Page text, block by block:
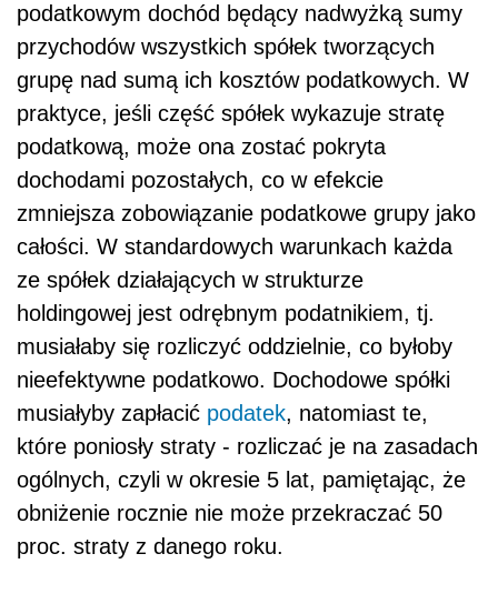
podatkowym dochód będący nadwyżką sumy
przychodów wszystkich spółek tworzących
grupę nad sumą ich kosztów podatkowych. W
praktyce, jeśli część spółek wykazuje stratę
podatkową, może ona zostać pokryta
dochodami pozostałych, co w efekcie
zmniejsza zobowiązanie podatkowe grupy jako
całości. W standardowych warunkach każda
ze spółek działających w strukturze
holdingowej jest odrębnym podatnikiem, tj.
musiałaby się rozliczyć oddzielnie, co byłoby
nieefektywne podatkowo. Dochodowe spółki
musiałyby zapłacić podatek, natomiast te,
które poniosły straty - rozliczać je na zasadach
ogólnych, czyli w okresie 5 lat, pamiętając, że
obniżenie rocznie nie może przekraczać 50
proc. straty z danego roku.